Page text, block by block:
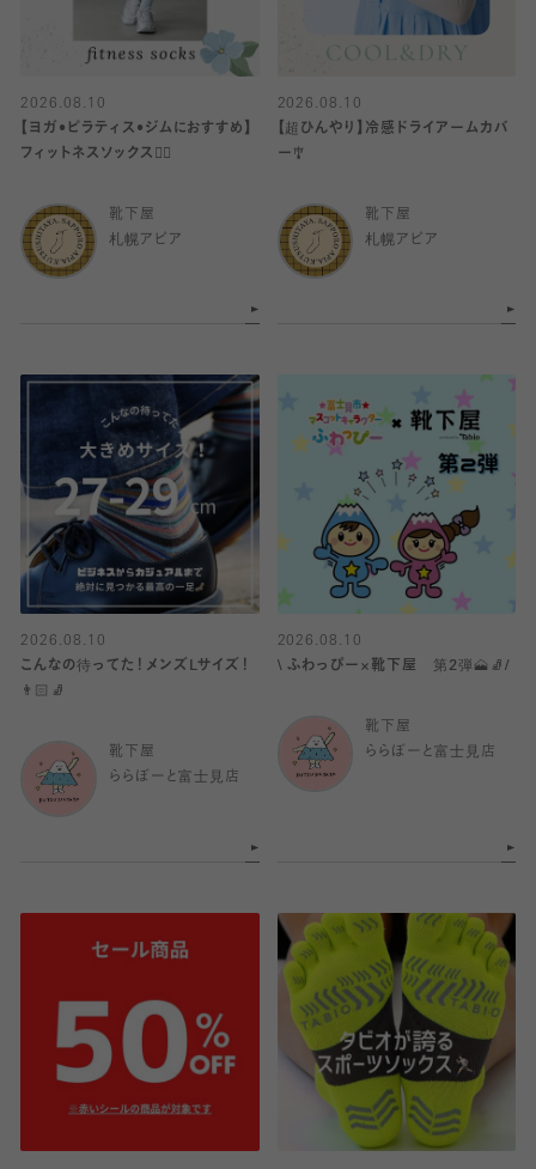
2026.08.10
【ヨガ•ピラティス•ジムにおすすめ】
フィットネスソックス🧘‍♀️
靴下屋
札幌アピア
2026.08.10
【超ひんやり】冷感ドライアームカバ
ー🎐
靴下屋
札幌アピア
2026.08.10
こんなの待ってた！メンズLサイズ！
👨🏻🧦
靴下屋
ららぽーと富士見店
2026.08.10
\ ふわっぴー×靴下屋 第2弾🗻🧦/
靴下屋
ららぽーと富士見店